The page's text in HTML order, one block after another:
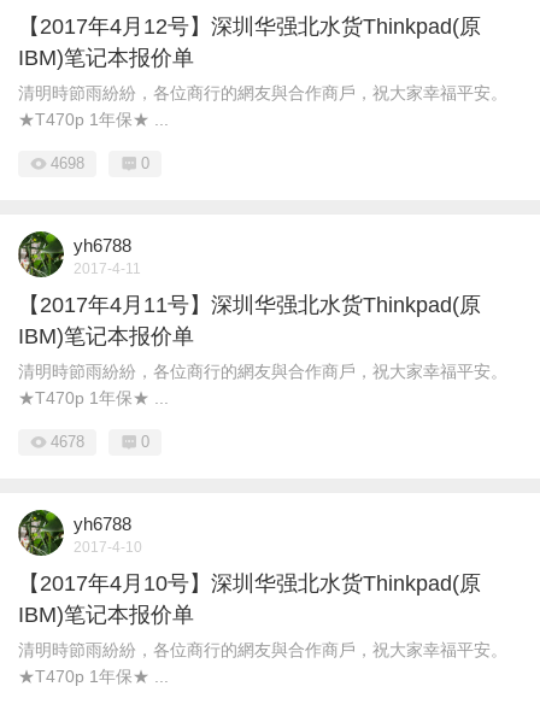
【2017年4月12号】深圳华强北水货Thinkpad(原
IBM)笔记本报价单
清明時節雨紛紛，各位商行的網友與合作商戶，祝大家幸福平安。
★T470p 1年保★ ...
4698 0
yh6788
2017-4-11
【2017年4月11号】深圳华强北水货Thinkpad(原
IBM)笔记本报价单
清明時節雨紛紛，各位商行的網友與合作商戶，祝大家幸福平安。
★T470p 1年保★ ...
4678 0
yh6788
2017-4-10
【2017年4月10号】深圳华强北水货Thinkpad(原
IBM)笔记本报价单
清明時節雨紛紛，各位商行的網友與合作商戶，祝大家幸福平安。
★T470p 1年保★ ...